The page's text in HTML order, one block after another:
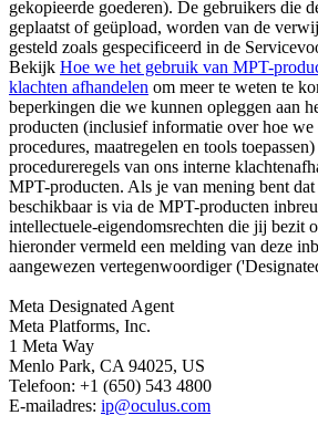
gekopieerde goederen). De gebruikers die
geplaatst of geüpload, worden van de
gesteld zoals gespecificeerd in de
Bekijk Hoe we het gebruik van MPT-
klachten afhandelen om meer te weten te
beperkingen die we kunnen opleggen aan
producten (inclusief informatie over hoe we
procedures, maatregelen en tools
procedureregels van ons interne
MPT-producten. Als je van mening bent
beschikbaar is via de MPT-producten
intellectuele-eigendomsrechten die jij bezit
hieronder vermeld een melding van deze
aangewezen vertegenwoordiger
Meta Designated Agent
Meta Platforms, Inc.
1 Meta Way
Menlo Park, CA 94025, US
Telefoon: +1 (650) 543 4800
E-mailadres: ip@oculus.com